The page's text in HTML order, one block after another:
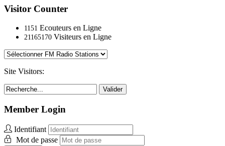
Visitor Counter
1151 Ecouteurs en Ligne
21165170 Visiteurs en Ligne
Site Visitors:
Valider
Member Login
Identifiant
Mot de passe